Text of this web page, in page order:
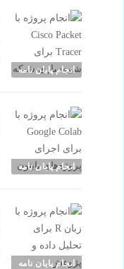
انجام پایان نامه
انجام پایان نامه
انجام پایان نامه